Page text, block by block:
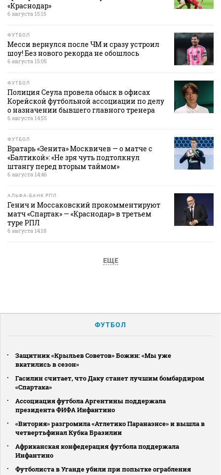
«Краснодар»
6 августа 15:15
ФУТБОЛ
Месси вернулся после ЧМ и сразу устроил
шоу! Без нового рекорда не обошлось
6 августа 15:05
ФУТБОЛ
Полиция Сеула провела обыск в офисах
Корейской футбольной ассоциации по делу
о назначении бывшего главного тренера
6 августа 14:55
ФУТБОЛ
Вратарь «Зенита» Москвичев — о матче с
«Балтикой»: «Не зря чуть подтолкнул
штангу перед вторым таймом»
6 августа 14:46
АЛЬФА-БАНК РПЛ
Генич и Моссаковский прокомментируют
матч «Спартак» — «Краснодар» в третьем
туре РПЛ
6 августа 14:18
ЕЩЕ
ФУТБОЛ
Защитник «Крыльев Советов» Божин: «Мы уже
вкатились в сезон»
Гасилин считает, что Даку станет лучшим бомбардиром
«Спартака»
Ассоциация футбола Аргентины поддержала
президента ФИФА Инфантино
«Витория» разгромила «Атлетико Паранаэнсе» и вышла в
четвертьфинал Кубка Бразилии
Африканская конфедерация футбола поддержала
Инфантино
Футболиста в Уганде убили при попытке ограбления